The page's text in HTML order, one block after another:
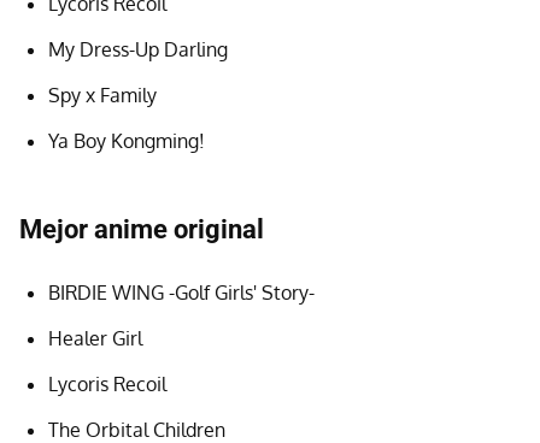
My Dress-Up Darling
Spy x Family
Ya Boy Kongming!
Mejor anime original
BIRDIE WING -Golf Girls' Story-
Healer Girl
Lycoris Recoil
The Orbital Children